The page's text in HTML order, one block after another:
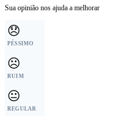
Sua opinião nos ajuda a melhorar
😞
PÉSSIMO
☹️
RUIM
😐
REGULAR